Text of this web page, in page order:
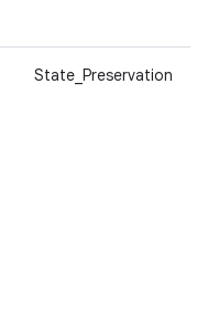
State_Preservation